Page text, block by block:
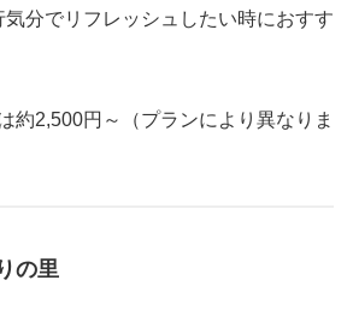
分でリフレッシュしたい時におすす
約2,500円～（プランにより異なりま
の里